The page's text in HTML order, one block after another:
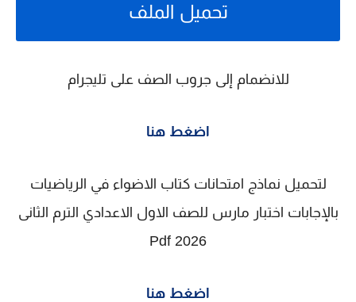
تحميل الملف
للانضمام إلى جروب الصف على تليجرام
اضغط هنا
لتحميل نماذج امتحانات كتاب الاضواء في الرياضيات
بالإجابات اختبار مارس للصف الاول الاعدادي الترم الثانى
2026 Pdf
اضغط هنا